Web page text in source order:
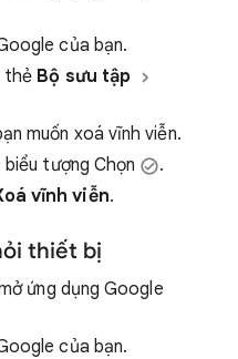
của bạn.
thẻ Bộ sưu tập
muốn xoá vĩnh viễn.
tượng Chọn
.
vĩnh viễn.
thiết bị
ứng dụng Google
của bạn.